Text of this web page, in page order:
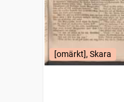
[omärkt], Skara